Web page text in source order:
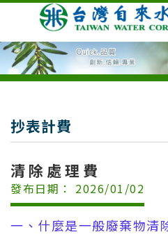
抄表計費
清除處理費
發布日期： 2026/01/02
一、什麼是一般廢棄物清